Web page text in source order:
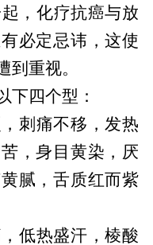
，化疗抗癌与放
必定忌讳，这使
到重视。
四个型：
刺痛不移，发热
，身目黄染，厌
腻，舌质红而紫
低热盛汗，棱酸